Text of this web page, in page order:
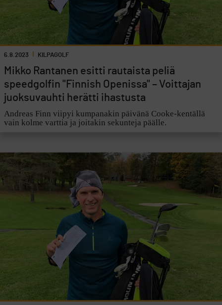
6.8.2023 KILPAGOLF
Mikko Rantanen esitti rautaista peliä
speedgolfin "Finnish Openissa" – Voittajan
juoksuvauhti herätti ihastusta
Andreas Finn viipyi kumpanakin päivänä Cooke-kentällä
vain kolme varttia ja joitakin sekunteja päälle.